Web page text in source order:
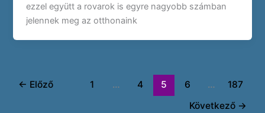
ezzel együtt a rovarok is egyre nagyobb számban
jelennek meg az otthonaink
← Előző 1 … 4 5 6 …
187
Következő →